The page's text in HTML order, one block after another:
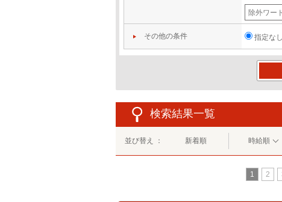
その他の条件 指定なし
検索結果一覧
並び替え ： 新着順 時給順
1 2